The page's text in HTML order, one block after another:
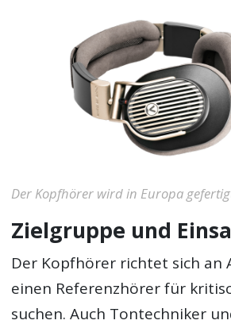
Der Kopfhörer wird in Europa
Zielgruppe und
Der Kopfhörer richtet sich an
einen Referenzhörer für
suchen. Auch Tontechniker